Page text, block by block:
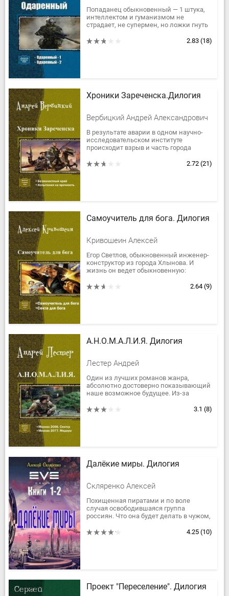
Попаданец обыкновенный — 1 штука,
интеллектом и гуманизмом не
страдает, не супермен, но ложки гнуть
добиваться своих целей добрым...
2.83 (18)
Хроники Зареченска.Дилогия
Вербицкий Андрей Александрович
В результате аварии в одном научно-
исследовательском институте
происходит взрыв и часть города
Выжившие в катастрофе люди по воле
2.72 (21)
Самоучитель для бога. Дилогия
Кривошеин Алексей
Егор Светлов, обыкновенный инженер-
конструктор из города Хлынова. И
жизнь он ведет обыкновенную:
приятные коллеги, словом, все как у...
2.64 (9)
А.Н.О.М.А.Л.И.Я. Дилогия
Лестер Андрей
Один из лучших романов жанра,
абсолютно достоверно показывающий
наше возможное будущее. Из-за
полностью изменился. Город и его3.1 (8)
Далёкие миры. Дилогия
Скляренко Алексей
Похищенная пиратами и по воле
случая освободившаяся группа
россиян. Что она будет делать в чужом,
технологиями, мире. Останется одной...
4.25 (10)
Проект "Переселение". Дилогия